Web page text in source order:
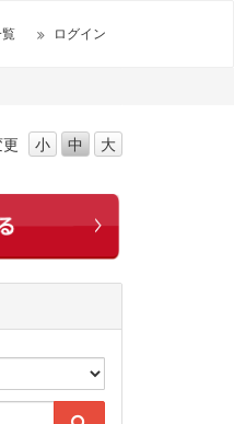
ログイン
小 中 大